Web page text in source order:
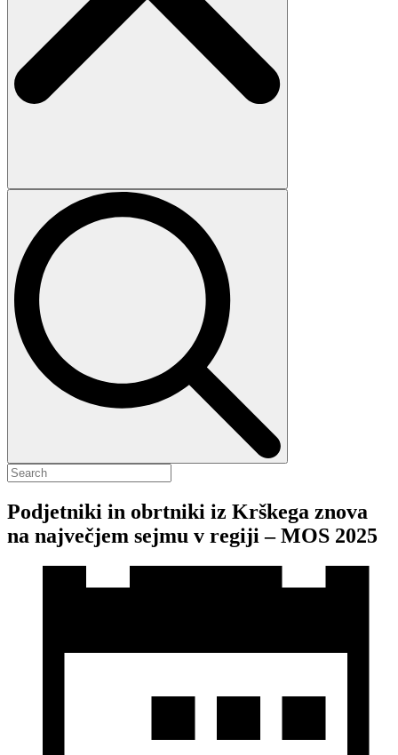
Podjetniki in obrtniki iz Krškega znova
na največjem sejmu v regiji – MOS 2025